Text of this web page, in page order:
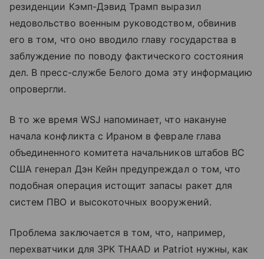
резиденции Кэмп-Дэвид Трамп выразил
недовольство военным руководством, обвинив
его в том, что оно вводило главу государства в
заблуждение по поводу фактического состояния
дел. В пресс-службе Белого дома эту информацию
опровергли.
В то же время WSJ напоминает, что накануне
начала конфликта с Ираном в феврале глава
объединенного комитета начальников штабов ВС
США генерал Дэн Кейн предупреждал о том, что
подобная операция истощит запасы ракет для
систем ПВО и высокоточных вооружений.
Проблема заключается в том, что, например,
перехватчики для ЗРК THAAD и Patriot нужны, как